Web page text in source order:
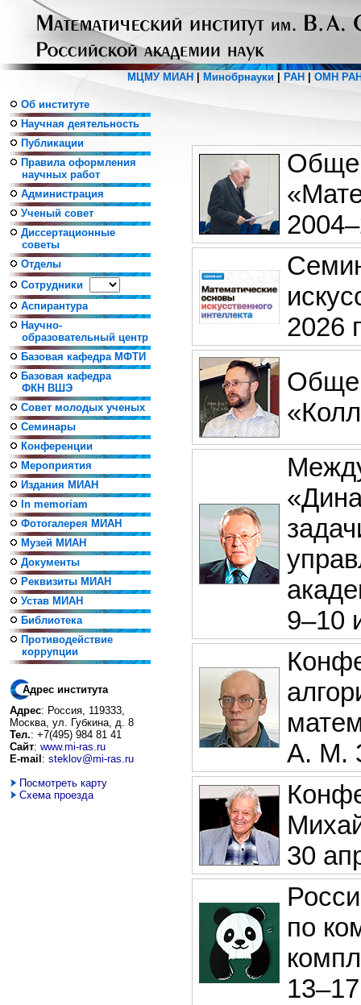
МЦМУ МИАН Минобрнауки РАН ОМН
Об институте
Научная деятельность
Публикации
Правила оформления
научных работ
Администрация
Ученый совет
Диссертационные
советы
Отделы
Сотрудники
Аспирантура
Научно-
образовательный центр
Базовая кафедра МФТИ
Базовая кафедра
ФКН ВШЭ
Совет молодых ученых
Семинары
Конференции
Мероприятия
Издания МИАН
In memoriam
Фотогалерея МИАН
Музей МИАН
Документы
Реквизиты МИАН
Устав МИАН
Библиотека
Противодействие
коррупции
Адрес института
Адрес: Россия, 119333,
Москва, ул. Губкина, д. 8
Тел.: +7(495) 984 81 41
Сайт: www.mi-ras.ru
E-mail : steklov@mi-ras.ru
Посмотреть карту
Схема проезда
2026
9–10
А. М.
30
по